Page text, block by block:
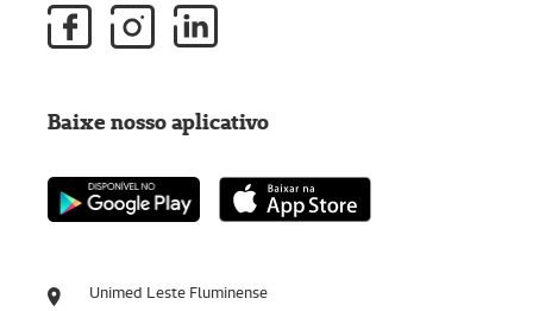
Unimed Leste Fluminense
Baixe nosso aplicativo